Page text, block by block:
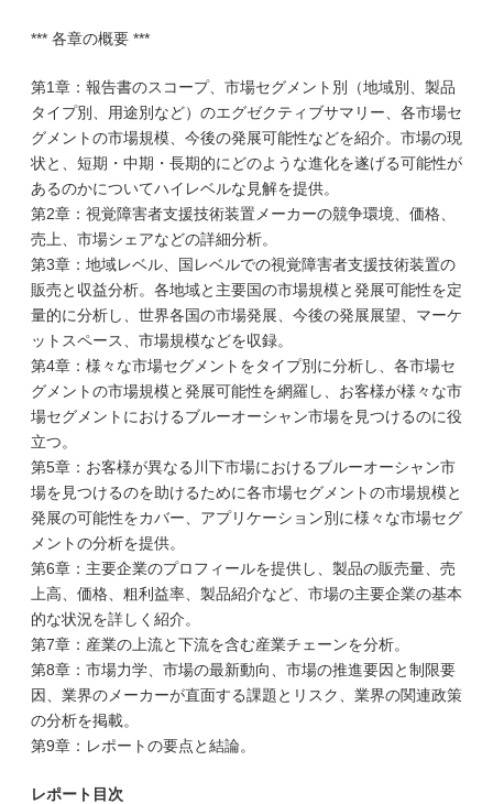
*** 各章の概要 ***
第1章：報告書のスコープ、市場セグメント別（地域別、製品
タイプ別、用途別など）のエグゼクティブサマリー、各市場セ
グメントの市場規模、今後の発展可能性などを紹介。市場の現
状と、短期・中期・長期的にどのような進化を遂げる可能性が
あるのかについてハイレベルな見解を提供。
第2章：視覚障害者支援技術装置メーカーの競争環境、価格、
売上、市場シェアなどの詳細分析。
第3章：地域レベル、国レベルでの視覚障害者支援技術装置の
販売と収益分析。各地域と主要国の市場規模と発展可能性を定
量的に分析し、世界各国の市場発展、今後の発展展望、マーケ
ットスペース、市場規模などを収録。
第4章：様々な市場セグメントをタイプ別に分析し、各市場セ
グメントの市場規模と発展可能性を網羅し、お客様が様々な市
場セグメントにおけるブルーオーシャン市場を見つけるのに役
立つ。
第5章：お客様が異なる川下市場におけるブルーオーシャン市
場を見つけるのを助けるために各市場セグメントの市場規模と
発展の可能性をカバー、アプリケーション別に様々な市場セグ
メントの分析を提供。
第6章：主要企業のプロフィールを提供し、製品の販売量、売
上高、価格、粗利益率、製品紹介など、市場の主要企業の基本
的な状況を詳しく紹介。
第7章：産業の上流と下流を含む産業チェーンを分析。
第8章：市場力学、市場の最新動向、市場の推進要因と制限要
因、業界のメーカーが直面する課題とリスク、業界の関連政策
の分析を掲載。
第9章：レポートの要点と結論。
レポート目次